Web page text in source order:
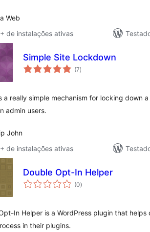
Web
de instalações ativas
Simple Site Lockdown
(7total
de
)
a really simple mechanism for locking down
admin users.
John
de instalações ativas
Double Opt-In Helper
(0total
de
)
In Helper is a WordPress plugin that
in their plugins.